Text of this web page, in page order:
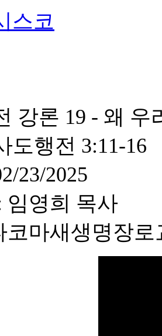
스코
강론 19 - 왜 우
도행전 3:11-16
23/2025
임영희 목사
코마새생명장로